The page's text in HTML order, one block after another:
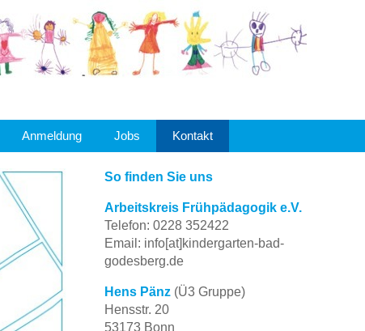
Anmeldung Jobs Kontakt
So finden Sie uns
Arbeitskreis Frühpädagogik e.V.
Telefon: 0228 352422
Email: info[at]kindergarten-bad-
godesberg.de
Hens Pänz (Ü3 Gruppe)
Hensstr. 20
53173 Bonn